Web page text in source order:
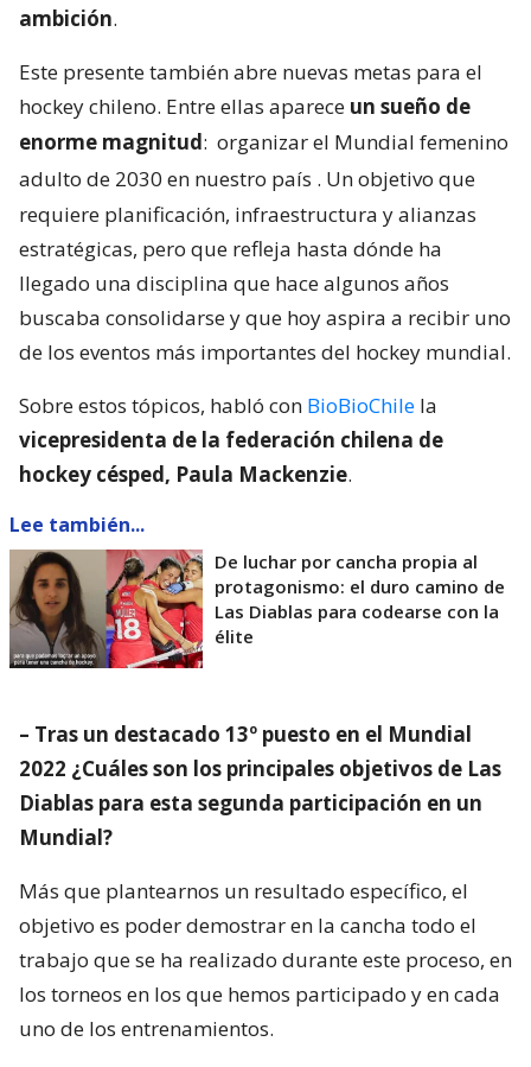
ambición.
Este presente también abre nuevas metas para el
hockey chileno. Entre ellas aparece un sueño de
enorme magnitud: organizar el Mundial femenino
adulto de 2030 en nuestro país . Un objetivo que
requiere planificación, infraestructura y alianzas
estratégicas, pero que refleja hasta dónde ha
llegado una disciplina que hace algunos años
buscaba consolidarse y que hoy aspira a recibir uno
de los eventos más importantes del hockey mundial.
Sobre estos tópicos, habló con BioBioChile la
vicepresidenta de la federación chilena de
hockey césped, Paula Mackenzie.
Lee también...
De luchar por cancha propia al
protagonismo: el duro camino de
Las Diablas para codearse con la
élite
– Tras un destacado 13º puesto en el Mundial
2022 ¿Cuáles son los principales objetivos de Las
Diablas para esta segunda participación en un
Mundial?
Más que plantearnos un resultado específico, el
objetivo es poder demostrar en la cancha todo el
trabajo que se ha realizado durante este proceso, en
los torneos en los que hemos participado y en cada
uno de los entrenamientos.